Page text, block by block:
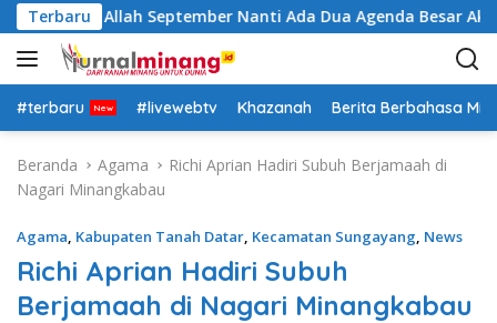
a
g
u
Terbaru
Insya Allah September Nanti Ada Dua Agenda Besar Akan
#terbaru #livewebtv Khazanah Berita Berbahasa
Beranda Agama
Richi Aprian Hadiri Subuh Berjamaah di
Nagari Minangkabau
Agama, Kabupaten Tanah Datar, Kecamatan Sungayang, News
Richi Aprian Hadiri Subuh
Berjamaah di Nagari Minangkabau